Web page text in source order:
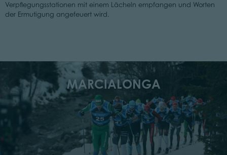
Verpflegungsstationen mit einem Lächeln empfangen und Worten
der Ermutigung angefeuert wird.
MARCIALONGA